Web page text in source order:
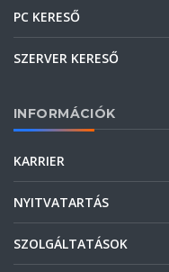
PC KERESŐ
SZERVER KERESŐ
INFORMÁCIÓK
KARRIER
NYITVATARTÁS
SZOLGÁLTATÁSOK